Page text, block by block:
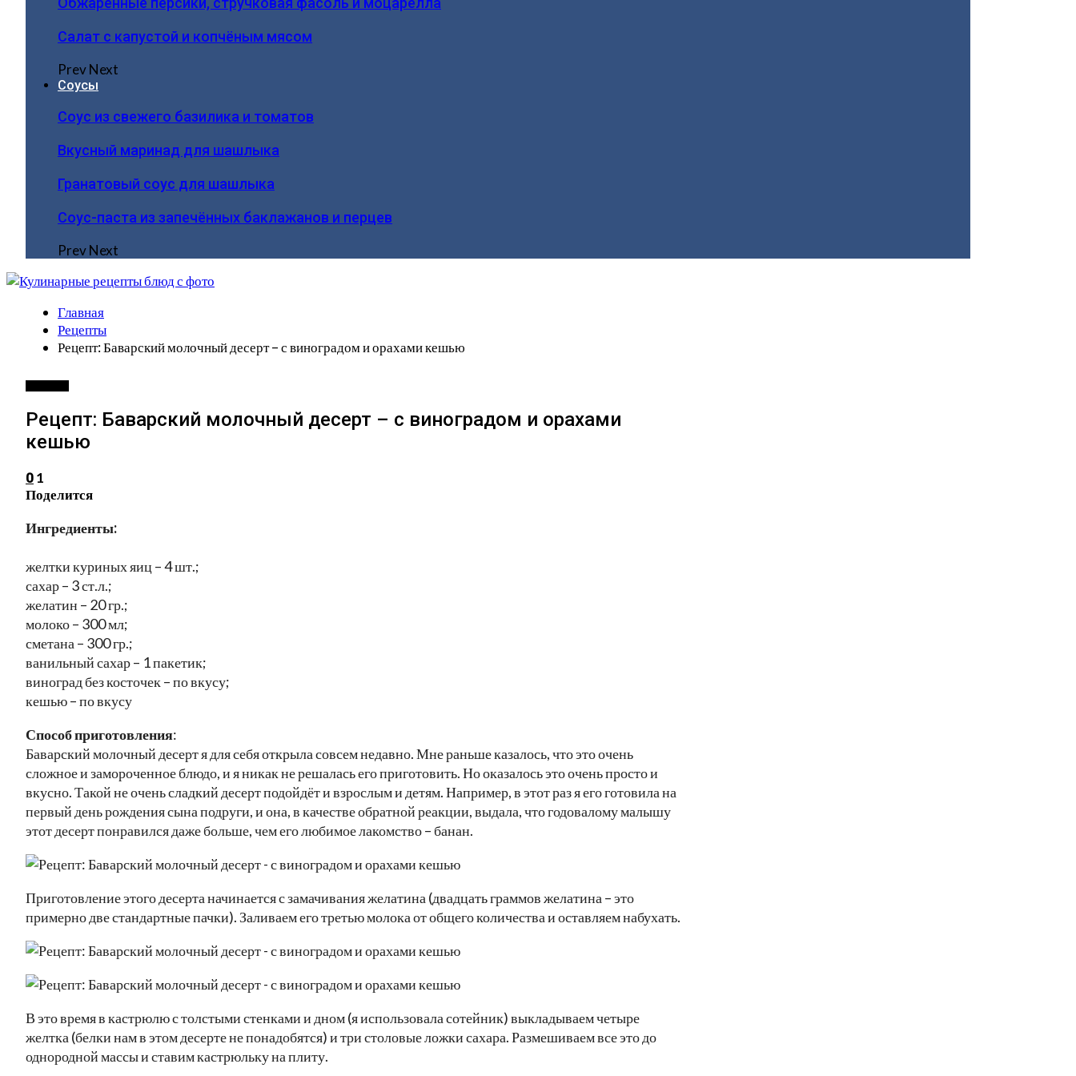
Салат с капустой и копчёным мясом
PrevNext
Соусы
Соус из свежего базилика и томатов
Вкусный маринад для шашлыка
Гранатовый соус для шашлыка
Соус-паста из запечённых баклажанов и перцев
PrevNext
Главная
Рецепты
Рецепт: Баварский молочный десерт – с виноградом и орахами кешью
Рецепт: Баварский молочный десерт – с виноградом и орахами
кешью
0 1
Поделится
Ингредиенты:
желтки куриных яиц – 4 шт.;
сахар – 3 ст.л.;
желатин – 20 гр.;
молоко – 300 мл;
сметана – 300 гр.;
ванильный сахар – 1 пакетик;
виноград без косточек – по вкусу;
кешью – по вкусу
Способ приготовления:
Баварский молочный десерт я для себя открыла совсем недавно. Мне раньше казалось, что это очень
сложное и замороченное блюдо, и я никак не решалась его приготовить. Но оказалось это очень просто и
вкусно. Такой не очень сладкий десерт подойдёт и взрослым и детям. Например, в этот раз я его готовила на
первый день рождения сына подруги, и она, в качестве обратной реакции, выдала, что годовалому малышу
этот десерт понравился даже больше, чем его любимое лакомство – банан.
Приготовление этого десерта начинается с замачивания желатина (двадцать граммов желатина – это
примерно две стандартные пачки). Заливаем его третью молока от общего количества и оставляем набухать.
В это время в кастрюлю с толстыми стенками и дном (я использовала сотейник) выкладываем четыре
желтка (белки нам в этом десерте не понадобятся) и три столовые ложки сахара. Размешиваем все это до
однородной массы и ставим кастрюльку на плиту.